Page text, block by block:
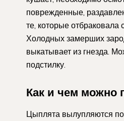
поврежденные,
те, которые отбраковала
Холодных замерших
выкатывает из гнезда.
подстилку.
Как и чем можно
Цыплята вылупляются